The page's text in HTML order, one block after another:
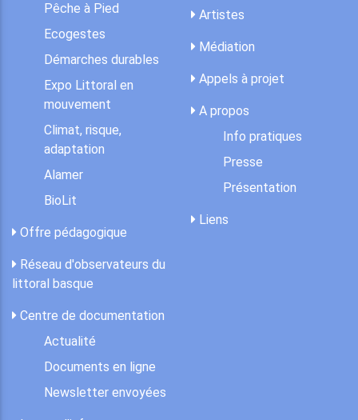
Pêche à Pied
Ecogestes
Démarches durables
Expo Littoral en
mouvement
Climat, risque,
adaptation
Alamer
BioLit
Offre pédagogique
Réseau d'observateurs du
littoral basque
Centre de documentation
Actualité
Documents en ligne
Newsletter envoyées
Artistes
Médiation
Appels à projet
A propos
Info pratiques
Presse
Présentation
Liens